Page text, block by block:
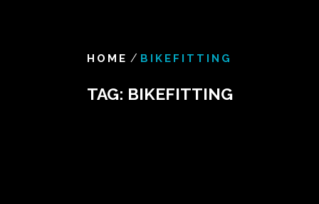
HOME / BIKEFITTING
TAG: BIKEFITTING